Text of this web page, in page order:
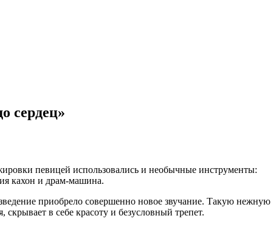
сердец»
певицей использовались и необычные инструменты:
кахон и драм-машина.
приобрело совершенно новое звучание. Такую нежную
в себе красоту и безусловный трепет.